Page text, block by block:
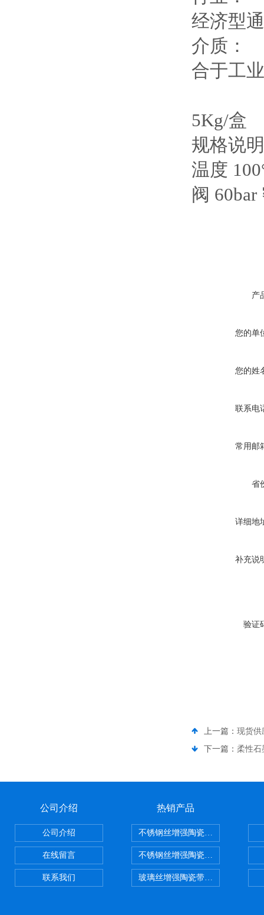
经济型
介质：
合于
5Kg/盒
规格说
温度
阀 60bar
产
您的单
您的姓
联系电
常用邮
省
详细地
补充说
验证
上一篇： 现货供
下一篇： 柔性石
公司介绍
公司介绍
在线留言
联系我们
热销产品
不锈钢丝增强陶瓷纤维布，陶瓷布
不锈钢丝增强陶瓷纤维布应用范围
玻璃丝增强陶瓷带，硅酸铝纤维